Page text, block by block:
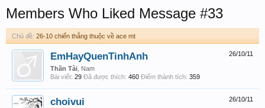
Members Who Liked Message #33
Chủ đề: 26-10 chiến thắng thuộc về ace mt
26/10/11
EmHayQuenTinhAnh
Thần Tài , Nam
Bài viết: 29 Đã được thích: 460 Điểm thành tích: 359
26/10/11
choivui